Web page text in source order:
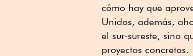
cómo hay que
Unidos, además,
el sur-sureste, sino
proyectos concretos.